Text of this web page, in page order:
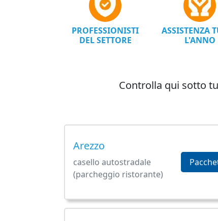
PROFESSIONISTI
DEL SETTORE
ASSISTENZA
L'ANNO
Controlla qui sotto
Arezzo
casello autostradale
(parcheggio ristorante)